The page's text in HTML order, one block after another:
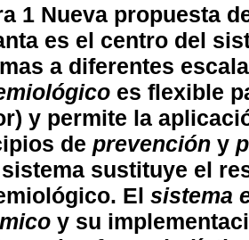
1 Nueva propuesta
es el centro del
a diferentes
es flexible
y permite la
de prevención y
sustituye el
El sistema
y su